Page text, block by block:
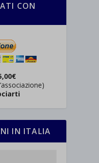
CON
IN ITALIA